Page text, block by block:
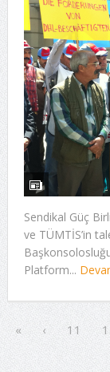
Sendikal Güç
ve TÜMTİS’in
Platform...
« ‹ 11